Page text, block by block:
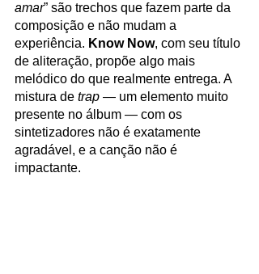
amar” são trechos que fazem parte da
composição e não mudam a
experiência. Know Now, com seu título
de aliteração, propõe algo mais
melódico do que realmente entrega. A
mistura de trap — um elemento muito
presente no álbum — com os
sintetizadores não é exatamente
agradável, e a canção não é
impactante.